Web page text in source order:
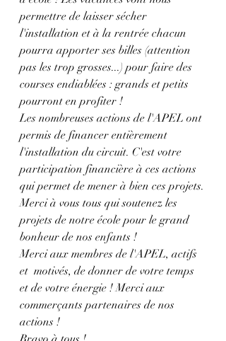
permettre de laisser sécher
l'installation et à la rentrée chacun
pourra apporter ses billes (attention
pas les trop grosses...) pour faire des
courses endiablées : grands et petits
pourront en profiter !
Les nombreuses actions de l'APEL ont
permis de financer entièrement
l'installation du circuit. C'est votre
participation financière à ces actions
qui permet de mener à bien ces projets.
Merci à vous tous qui soutenez les
projets de notre école pour le grand
bonheur de nos enfants !
Merci aux membres de l'APEL, actifs
et  motivés, de donner de votre temps
et de votre énergie ! Merci aux
commerçants partenaires de nos
actions !